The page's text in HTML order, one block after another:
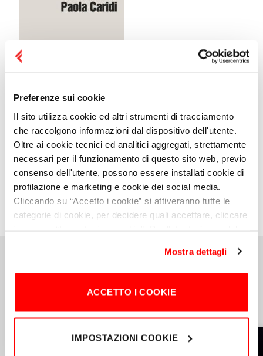
Preferenze sui cookie
Il sito utilizza cookie ed altri strumenti di tracciamento
che raccolgono informazioni dal dispositivo dell'utente.
Oltre ai cookie tecnici ed analitici aggregati, strettamente
necessari per il funzionamento di questo sito web, previo
consenso dell'utente, possono essere installati cookie di
profilazione e marketing e cookie dei social media.
Cliccando su “Accetto i cookie” si attiveranno tutte le
categorie di cookie, per decidere quali accettare, cliccare
cookie attraverso il bottone in basso a sinistra del sito.
Chiudendo il banner o continuando a navigare saranno
Cookie Policy
Mostra dettagli
ACCETTO I COOKIE
IMPOSTAZIONI COOKIE
Articoli correlati